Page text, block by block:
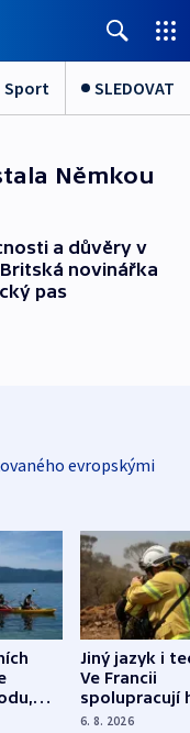
Sport SLEDOVAT
Němkou
a důvěry v
novinářka
pas
evropskými
Jiný jazyk i
Ve Francii
spolupracují
různých zemí
6. 8. 2026